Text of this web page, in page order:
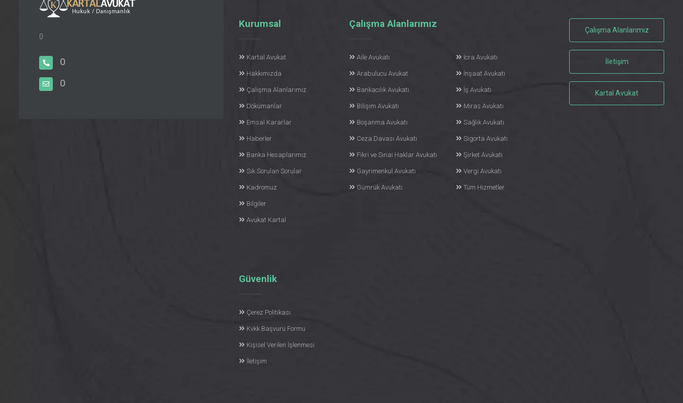
0
0
0
Kurumsal
Kartal Avukat
Hakkımızda
Çalışma Alanlarımız
Dökümanlar
Emsal Kararlar
Haberler
Banka Hesaplarımız
Sık Sorulan Sorular
Kadromuz
Bilgiler
Avukat Kartal
Güvenlik
Çerez Politikası
Kvkk Başvuru Formu
Kişisel Verilen İşlenmesi
İletişim
Çalışma Alanlarımız
Aile Avukatı
Arabulucu Avukat
Bankacılık Avukatı
Bilişim Avukatı
Boşanma Avukatı
Ceza Davası Avukatı
Fikri ve Sınai Haklar Avukatı
Gayrimenkul Avukatı
Gümrük Avukatı
İcra Avukatı
İnşaat Avukatı
İş Avukatı
Miras Avukatı
Sağlık Avukatı
Sigorta Avukatı
Şirket Avukatı
Vergi Avukatı
Tüm Hizmetler
Çalışma Alanlarımız
İletişim
Kartal Avukat